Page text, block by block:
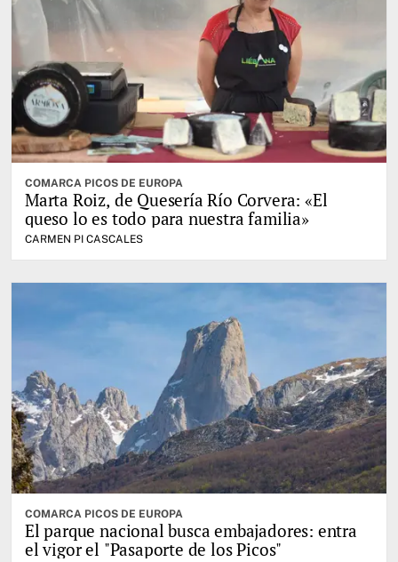
COMARCA PICOS DE EUROPA
Marta Roiz, de Quesería Río Corvera: «El
queso lo es todo para nuestra familia»
CARMEN PI CASCALES
COMARCA PICOS DE EUROPA
El parque nacional busca embajadores: entra
el vigor el "Pasaporte de los Picos"